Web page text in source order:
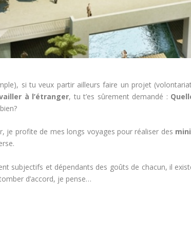
si tu veux partir ailleurs faire un projet
à l’étranger, tu t’es sûrement demandé :
je profite de mes longs voyages pour réaliser des
subjectifs et dépendants des goûts de chacun, il
d’accord, je pense…